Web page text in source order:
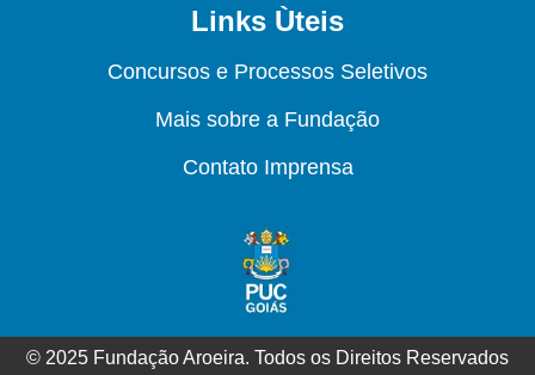
Links Ùteis
Concursos e Processos Seletivos
Mais sobre a Fundação
Contato Imprensa
© 2025 Fundação Aroeira. Todos os Direitos Reservados